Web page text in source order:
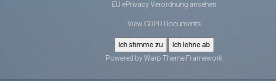
EU ePrivacy Verordnung ansehen
View GDPR Documents
Ich stimme zu
Ich lehne ab
Powered byWarp Theme Framework